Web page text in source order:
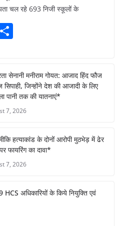
चल रहे 693 निजी स्कूलों के
e
सेनानी मनीराम गोयत: आजाद हिंद फौज
सिपाही, जिन्होंने देश की आजादी के लिए
पानी तक की यातनाएं*
7, 2026
हत्याकांड के दोनों आरोपी मुठभेड़ में ढेर
फायरिंग का दावा*
7, 2026
अधिकारियों के किये नियुक्ति एवं